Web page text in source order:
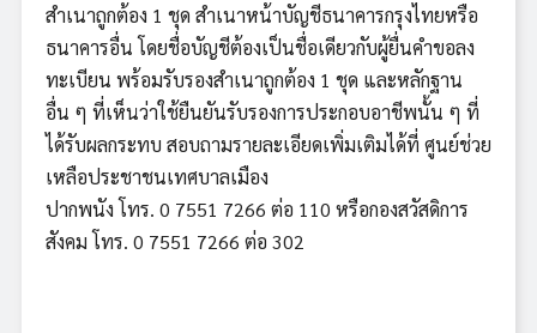
สำเนาถูกต้อง 1 ชุด สำเนาหน้าบัญชีธนาคารกรุงไทยหรือ
ธนาคารอื่น โดยชื่อบัญชีต้องเป็นชื่อเดียวกับผู้ยื่นคำขอลง
ทะเบียน พร้อมรับรองสำเนาถูกต้อง 1 ชุด และหลักฐาน
อื่น ๆ ที่เห็นว่าใช้ยืนยันรับรองการประกอบอาชีพนั้น ๆ ที่
ได้รับผลกระทบ สอบถามรายละเอียดเพิ่มเติมได้ที่ ศูนย์ช่วย
เหลือประชาชนเทศบาลเมือง
ปากพนัง โทร. 0 7551 7266 ต่อ 110 หรือกองสวัสดิการ
สังคม โทร. 0 7551 7266 ต่อ 302